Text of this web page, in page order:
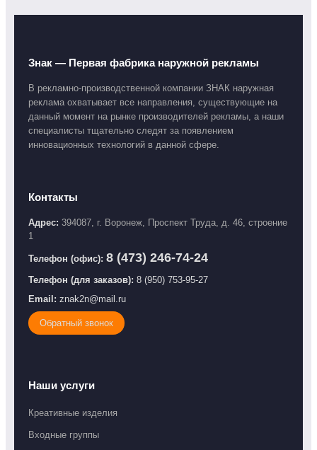
Знак — Первая фабрика наружной рекламы
В рекламно-производственной компании ЗНАК наружная
реклама охватывает все направления, существующие на
данный момент на рынке производителей рекламы, а наши
специалисты тщательно следят за появлением
инновационных технологий в данной сфере.
Контакты
Адрес: 394087 г. Воронеж,
Проспект Труда, д. 46, строение
1
Телефон (офис): 8 (473) 246-74-24
Телефон (для заказов): 8 (950) 753-95-27
Email: znak2n@mail.ru
Обратный звонок
Наши услуги
Креативные изделия
Входные группы